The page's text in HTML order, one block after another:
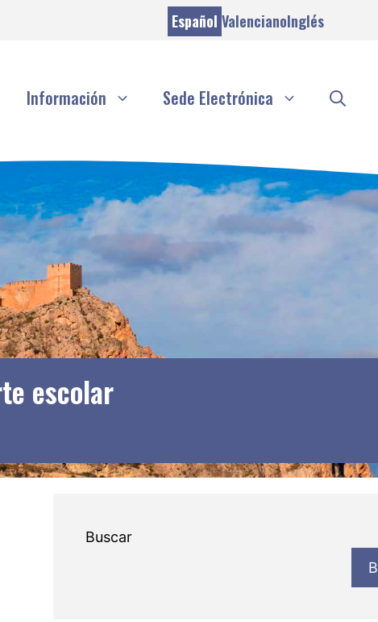
Español ValencianoInglés
Información Sede Electrónica
escolar
Buscar